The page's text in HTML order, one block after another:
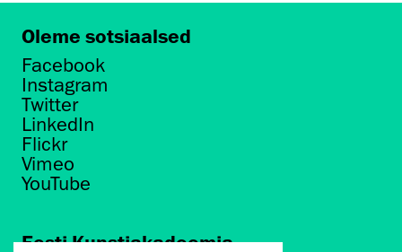
Oleme sotsiaalsed
Facebook
Instagram
Twitter
LinkedIn
Flickr
Vimeo
YouTube
Eesti Kunstiakadeemia